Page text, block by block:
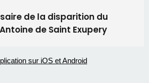
de la disparition du
de Saint Exupery